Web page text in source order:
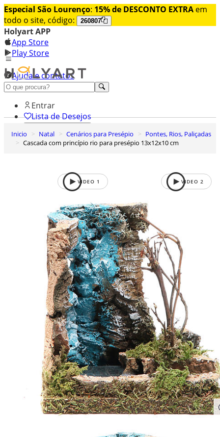
Especial São Lourenço: 15% de DESCONTO EXTRA em
todo o site, código:
260807
Holyart APP
App Store
Play Store
Ajuda e contatos
Conheça premium
Entrar
Lista de Desejos
Carrinho de Compras
Inicio Natal Cenários para Presépio
Pontes, Rios, Paliçadas
Cascada com princípio rio para presépio 13x12x10 cm
VIDEO 1 VIDEO 2